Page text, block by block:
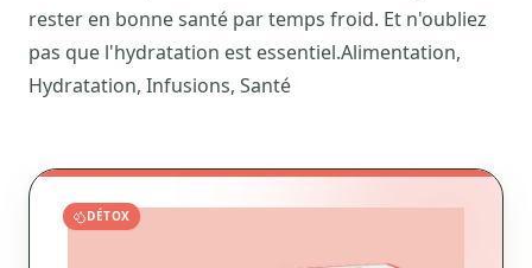
rester en bonne santé par temps froid. Et n'oubliez
pas que l'hydratation est essentiel.Alimentation,
Hydratation, Infusions, Santé
DÉTOX